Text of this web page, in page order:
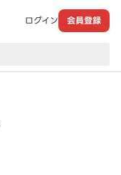
ログイン 会員登録